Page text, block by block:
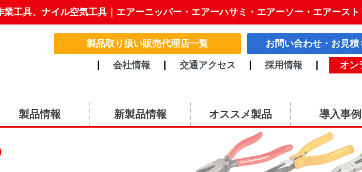
工具、ナイル空気工具｜エアーニッパー・エアーハサミ・エアーソー・エアースト
製品取り扱い販売代理店一覧 お問い合わせ・お見
会社情報 交通アクセス 採用情報 オン
製品情報 新製品情報 オススメ製品 導入事例